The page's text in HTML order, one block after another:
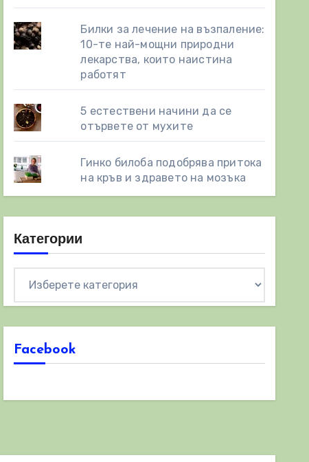
Билки за лечение на възпаление:
10-те най-мощни природни
лекарства, които наистина
работят
5 естествени начини да се
отървете от мухите
Гинко билоба подобрява притока
на кръв и здравето на мозъка
Категории
Facebook